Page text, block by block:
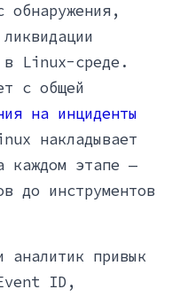
обнаружения,
в Linux-среде.
с общей
на инциденты
накладывает
каждом этапе —
до инструментов
аналитик привык
ID,